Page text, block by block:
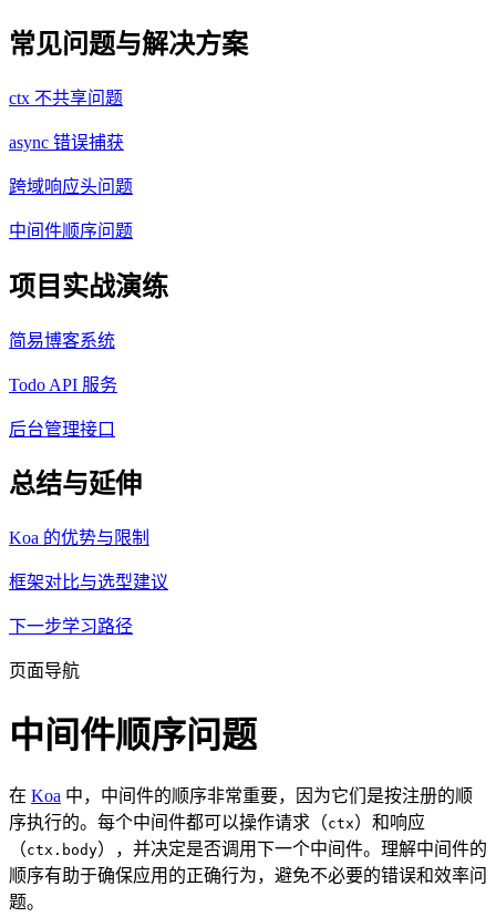
常见问题与解决方案
ctx 不共享问题
async 错误捕获
跨域响应头问题
中间件顺序问题
项目实战演练
简易博客系统
Todo API 服务
后台管理接口
总结与延伸
Koa 的优势与限制
框架对比与选型建议
下一步学习路径
页面导航
中间件顺序问题
在 Koa 中，中间件的顺序非常重要，因为它们是按注册的顺
序执行的。每个中间件都可以操作请求（ctx）和响应
（ctx.body），并决定是否调用下一个中间件。理解中间件的
顺序有助于确保应用的正确行为，避免不必要的错误和效率问
题。